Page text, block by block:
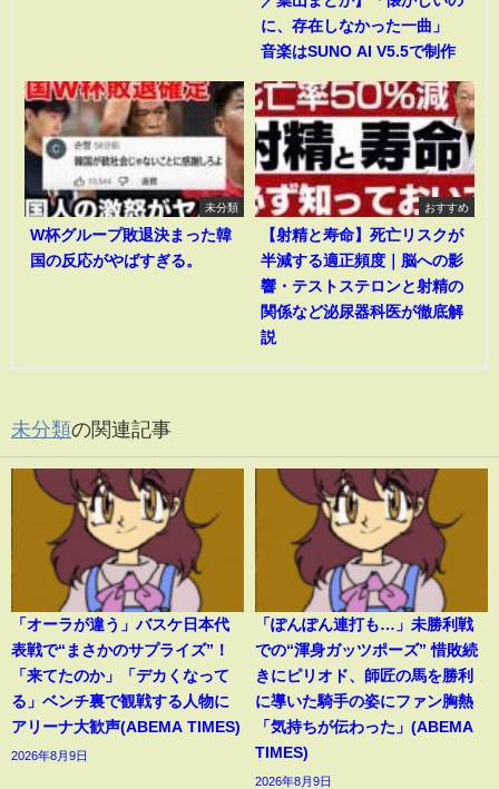
に、存在しなかった一曲」
音楽はSUNO AI V5.5で制作
未分類
W杯グループ敗退決まった韓
国の反応がやばすぎる。
おすすめ
【射精と寿命】死亡リスクが
半減する適正頻度｜脳への影
響・テストステロンと射精の
関係など泌尿器科医が徹底解
説
未分類の関連記事
「オーラが違う」バスケ日本代
表戦で“まさかのサプライズ”！
「来てたのか」「デカくなって
る」ベンチ裏で観戦する人物に
アリーナ大歓声(ABEMA TIMES)
2026年8月9日
「ぽんぽん連打も…」未勝利戦
での“渾身ガッツポーズ” 惜敗続
きにピリオド、師匠の馬を勝利
に導いた騎手の姿にファン胸熱
「気持ちが伝わった」(ABEMA
TIMES)
2026年8月9日